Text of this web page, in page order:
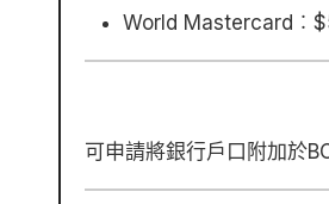
World
可申請將銀行戶口附加於